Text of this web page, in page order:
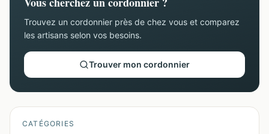
Trouvez un cordonnier près de chez vous et comparez
les artisans selon vos besoins.
Trouver mon cordonnier
CATÉGORIES